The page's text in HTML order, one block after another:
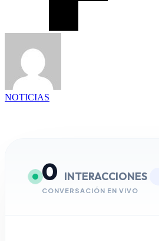
NOTICIAS
0 INTERACCIONES
CONVERSACIÓN EN VIVO